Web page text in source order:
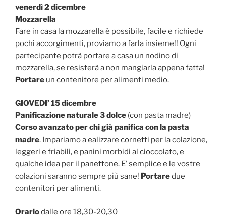
venerdì 2 dicembre
Mozzarella
Fare in casa la mozzarella è possibile, facile e richiede
pochi accorgimenti, proviamo a farla insieme!! Ogni
partecipante potrà portare a casa un nodino di
mozzarella, se resisterà a non mangiarla appena fatta!
Portare un contenitore per alimenti medio.
GIOVEDI’ 15 dicembre
Panificazione naturale 3 dolce (con pasta madre)
Corso avanzato per chi già panifica con la pasta
madre. Impariamo a ealizzare cornetti per la colazione,
leggeri e friabili, e panini morbidi al cioccolato, e
qualche idea per il panettone. E’ semplice e le vostre
colazioni saranno sempre più sane! Portaredue
contenitori per alimenti.
Orariodalle ore 18,30-20,30